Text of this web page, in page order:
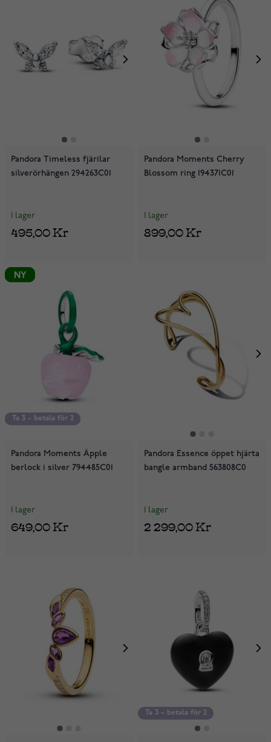
Pandora Timeless fjärilar
silverörhängen 294263C01
I lager
495,00 Kr
Pandora Moments Cherry
Blossom ring 194371C01
I lager
899,00 Kr
Ta 3 – betala för 2
NY
Ta 3 – betala för 2
NY
Pandora Moments Äpple
berlock i silver 794485C01
I lager
649,00 Kr
Pandora Essence öppet hjärta
bangle armband 563808C0
I lager
2 299,00 Kr
Ta 3 – betala för 2